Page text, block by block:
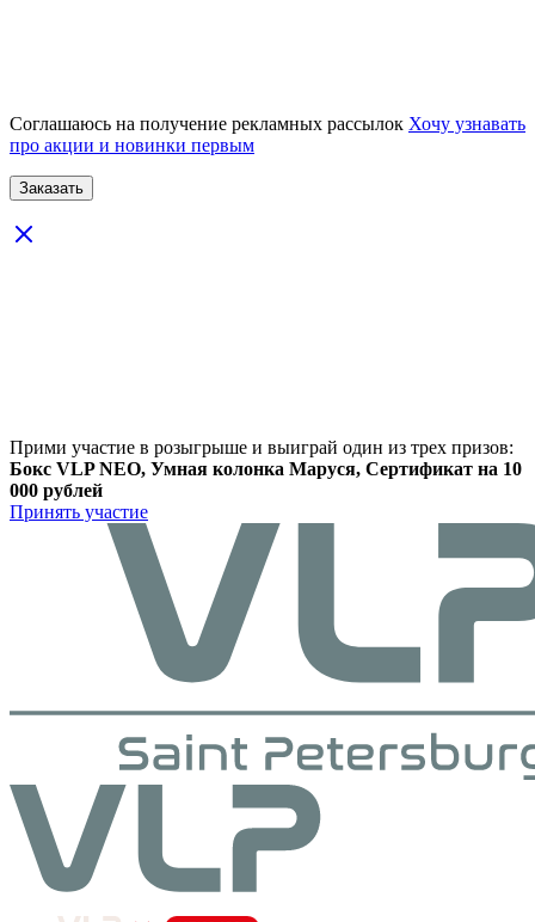
Соглашаюсь на получение рекламных рассылок Хочу узнавать
про акции и новинки первым
Прими участие в розыгрыше и выиграй один из трех призов:
Бокс VLP NEO, Умная колонка Маруся, Сертификат на 10
000 рублей
Принять участие